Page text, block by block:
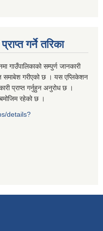
गर्ने तरिका
गाउँपालिकाको सम्पुर्ण जानकारी
गरीएको छ । यस एप्लिकेशन
प्राप्त गर्नुहुन अनुरोध छ ।
रहेको छ ।
details?